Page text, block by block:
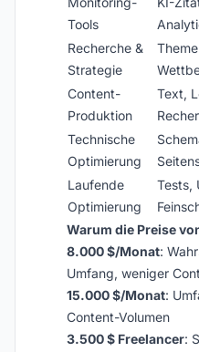
Tools
Recherche &
Strategie
Content-
Produktion
Text,
Technische
Optimierung
Laufende
Optimierung
Tests,
Warum die Preise
8.000 $/Monat:
Umfang, weniger
15.000 $/Monat:
Content-Volumen
3.500 $ Freelancer: